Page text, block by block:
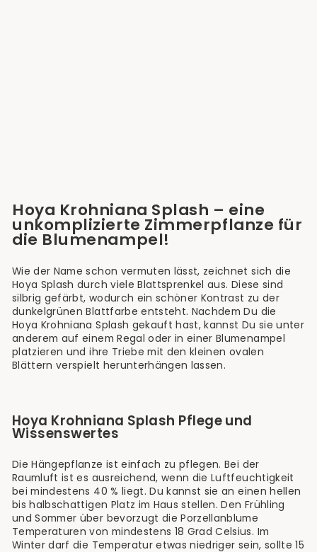
Hoya Krohniana Splash – eine
unkomplizierte Zimmerpflanze für
die Blumenampel!
Wie der Name schon vermuten lässt, zeichnet sich die
Hoya Splash durch viele Blattsprenkel aus. Diese sind
silbrig gefärbt, wodurch ein schöner Kontrast zu der
dunkelgrünen Blattfarbe entsteht. Nachdem Du die
Hoya Krohniana Splash gekauft hast, kannst Du sie unter
anderem auf einem Regal oder in einer Blumenampel
platzieren und ihre Triebe mit den kleinen ovalen
Blättern verspielt herunterhängen lassen.
Hoya Krohniana Splash Pflege und
Wissenswertes
Die Hängepflanze ist einfach zu pflegen. Bei der
Raumluft ist es ausreichend, wenn die Luftfeuchtigkeit
bei mindestens 40 % liegt. Du kannst sie an einen hellen
bis halbschattigen Platz im Haus stellen. Den Frühling
und Sommer über bevorzugt die Porzellanblume
Temperaturen von mindestens 18 Grad Celsius. Im
Winter darf die Temperatur etwas niedriger sein, sollte 15